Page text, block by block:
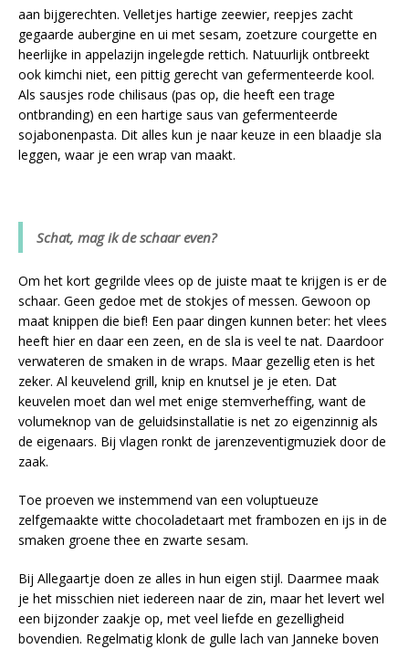
aan bijgerechten. Velletjes hartige zeewier, reepjes zacht
gegaarde aubergine en ui met sesam, zoetzure courgette en
heerlijke in appelazijn ingelegde rettich. Natuurlijk ontbreekt
ook kimchi niet, een pittig gerecht van gefermenteerde kool.
Als sausjes rode chilisaus (pas op, die heeft een trage
ontbranding) en een hartige saus van gefermenteerde
sojabonenpasta. Dit alles kun je naar keuze in een blaadje sla
leggen, waar je een wrap van maakt.
Schat, mag ik de schaar even?
Om het kort gegrilde vlees op de juiste maat te krijgen is er de
schaar. Geen gedoe met de stokjes of messen. Gewoon op
maat knippen die bief! Een paar dingen kunnen beter: het vlees
heeft hier en daar een zeen, en de sla is veel te nat. Daardoor
verwateren de smaken in de wraps. Maar gezellig eten is het
zeker. Al keuvelend grill, knip en knutsel je je eten. Dat
keuvelen moet dan wel met enige stemverheffing, want de
volumeknop van de geluidsinstallatie is net zo eigenzinnig als
de eigenaars. Bij vlagen ronkt de jarenzeventigmuziek door de
zaak.
Toe proeven we instemmend van een voluptueuze
zelfgemaakte witte chocoladetaart met frambozen en ijs in de
smaken groene thee en zwarte sesam.
Bij Allegaartje doen ze alles in hun eigen stijl. Daarmee maak
je het misschien niet iedereen naar de zin, maar het levert wel
een bijzonder zaakje op, met veel liefde en gezelligheid
bovendien. Regelmatig klonk de gulle lach van Janneke boven